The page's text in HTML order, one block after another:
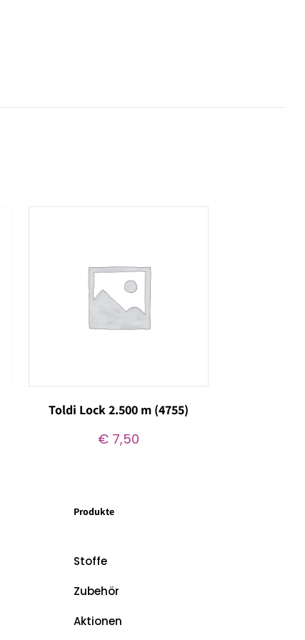
Toldi Lock 2.500 m (4755)
€7,50
Produkte
Stoffe
Zubehör
Aktionen